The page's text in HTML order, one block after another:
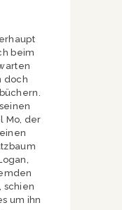
beim
doch
Mo, der
Logan,
schien
um ihn